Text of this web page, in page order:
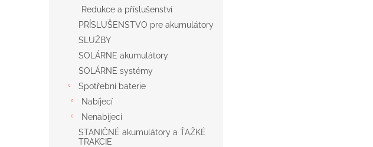
Redukce a příslušenství
PRÍSLUŠENSTVO pre akumulátory
SLUŽBY
SOLÁRNE akumulátory
SOLÁRNE systémy
Spotřební baterie
Nabíjecí
Nenabíjecí
STANIČNÉ akumulátory a ŤAŽKÉ
TRAKCIE